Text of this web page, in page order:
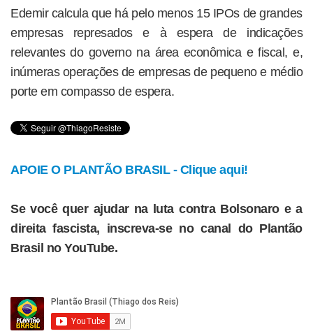
Edemir calcula que há pelo menos 15 IPOs de grandes
empresas represados e à espera de indicações
relevantes do governo na área econômica e fiscal, e,
inúmeras operações de empresas de pequeno e médio
porte em compasso de espera.
APOIE O PLANTÃO BRASIL - Clique aqui!
Se você quer ajudar na luta contra Bolsonaro e a
direita fascista, inscreva-se no canal do Plantão
Brasil no YouTube.